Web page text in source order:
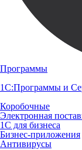
Программы
1С:Программы и
Коробочные
Электронная
1С для бизнеса
Бизнес-приложения
Антивирусы